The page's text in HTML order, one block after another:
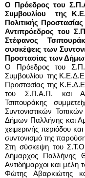
O Πρόεδρος του
Συμβουλίου  της
Πολιτικής
Αντιπρόεδρος του
Στέφανος
συσκέψεις των
Προστασίας των
O Πρόεδρος του
Συμβουλίου  της
Προστασίας της
του Σ.Π.Α.Π. και
Τσιπουράκης
Συντονιστικών
Δήμων Παλλήνης και
χειμερινής περιόδου
συντονισμό της
Στη σύσκεψη του
Δήμαρχος Παλλήνης
Αντιδήμαρχοι και μέλη
Φώτης Αβαρκιώτης